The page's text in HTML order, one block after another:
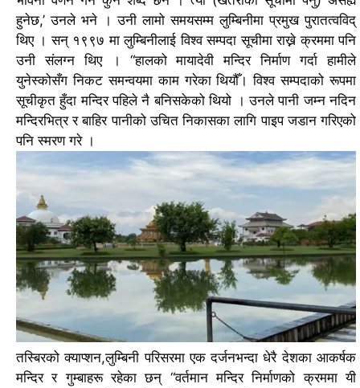
हुनेछ,’ उनले भने ।उनी लामो समयसम्म लुम्बिनीमा प्रमुख पुरातत्वविद्
थिए । सन् १९९७ मा लुम्बिनीलाई विश्व सम्पदा सूचीमा राख्ने क्रममा पनि
उनी संलग्न थिए । “हालको मायादेवी मन्दिर निर्माण गर्दा हामीले
युनेस्कोसँग निकट समन्वयमा काम गरेका थियौँ। विश्व सम्पदाको रूपमा
सूचीकृत हुँदा मन्दिर पहिले नै बनिसकेको थियो ।उनले पानी जम्न नदिन
मन्दिरभित्र र बाहिर पानीको उचित निकासका लागि पाइप जडान गरिएको
पनि स्मरण गरे ।
तस्बिरको क्याप्शन,लुम्बिनी परिसरमा एक दर्जनभन्दा धेरै देशका आकर्षक
मन्दिर र गुम्बाहरू रहेका छन् “वर्तमान मन्दिर निर्माणको क्रममा यी